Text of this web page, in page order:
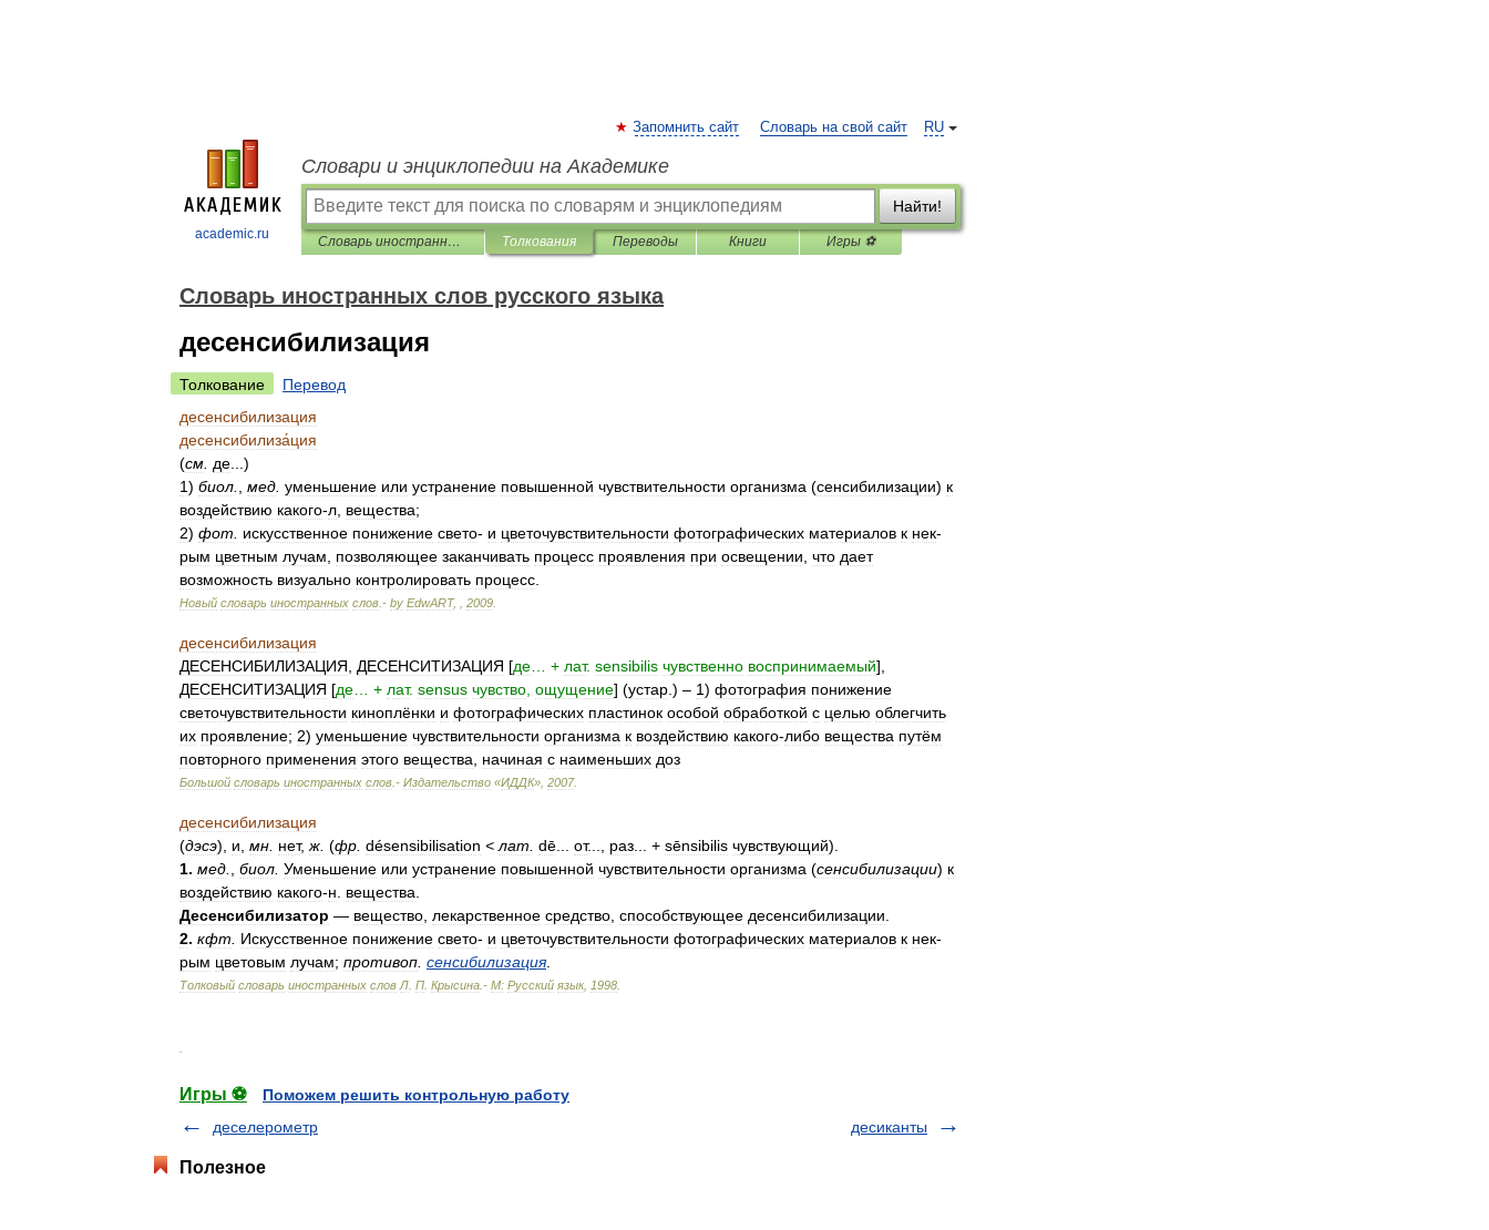
academic.ru
RU
Запомнить сайт Словарь на свой сайт
Словари и энциклопедии на Академике
Найти!
Словарь иностранных слов русского языка Толкования Переводы Книги Игры ⚽
Словарь иностранных слов русского языка
десенсибилизация
Толкование
Перевод
десенсибилизация
десенсибилиза́ция
(см де ...)
1) биол мед уменьшение или устранение повышенной чувствительности организма (сенсибилизации) к
воздействию какого-л вещества;
2) фот искусственное понижение свето- и цветочувствительности фотографических материалов к нек-
рым цветным лучам позволяющее заканчивать процесс проявления при освещении что дает
возможность визуально контролировать процесс
Новый словарь иностранных слов .- by EdwART, 2009
десенсибилизация
ДЕСЕНСИБИЛИЗАЦИЯ
ДЕСЕНСИТИЗАЦИЯ [де … + лат. sensibilis чувственно воспринимаемый],
ДЕСЕНСИТИЗАЦИЯ [де … + лат. sensus чувство ощущение] (устар .) – 1) фотография понижение
светочувствительности киноплёнки и фотографических пластинок особой обработкой с целью облегчить
их проявление; 2) уменьшение чувствительности организма к воздействию какого-либо вещества путём
повторного применения этого вещества начиная с наименьших доз
Большой словарь иностранных слов .- Издательство «ИДДК» 2007.
десенсибилизация
(дэсэ), и мн нет, ж (фр désensibilisation < лат dē от..., раз ... + sēnsibilis чувствующий).
1. мед биол Уменьшение или устранение повышенной чувствительности организма (сенсибилизации) к
воздействию какого-н вещества
Десенсибилизатор — вещество лекарственное средство способствующее десенсибилизации
2. кфт Искусственное понижение свето- и цветочувствительности фотографических материалов к нек-
рым цветовым лучам; противоп сенсибилизация.
Толковый словарь иностранных слов Л П Крысина .- М: Русский язык, 1998
Игры ⚽
Поможем решить контрольную работу
деселерометр
десиканты
Полезное